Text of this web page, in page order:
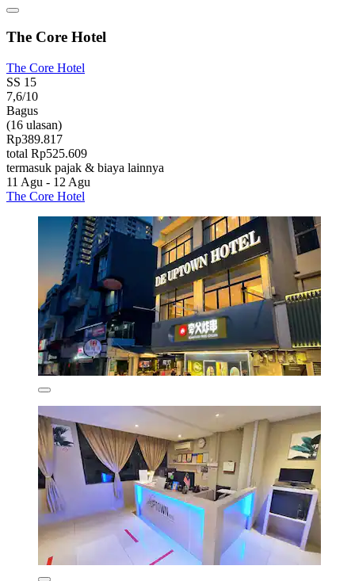
The Core Hotel
The Core Hotel
SS 15
7,6/10
Bagus
(16 ulasan)
Rp389.817
total Rp525.609
termasuk pajak & biaya lainnya
11 Agu - 12 Agu
The Core Hotel